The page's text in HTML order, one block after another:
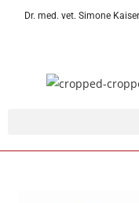
Dr. med. vet. Simone